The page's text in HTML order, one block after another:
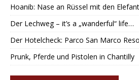
Hoanib: Nase an Rüssel mit den
Der Lechweg – it’s a „wanderful“ life…
Der Hotelcheck: Parco San Marco
Prunk, Pferde und Pistolen in Chantilly